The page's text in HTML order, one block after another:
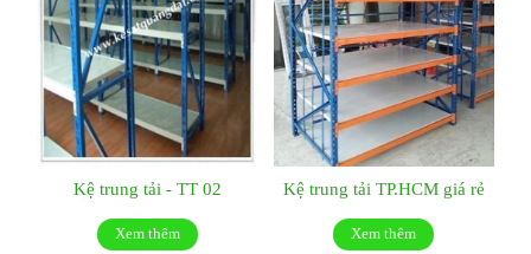
Kệ trung tải - TT 02
Xem thêm
Kệ trung tải TP.HCM giá rẻ
Xem thêm